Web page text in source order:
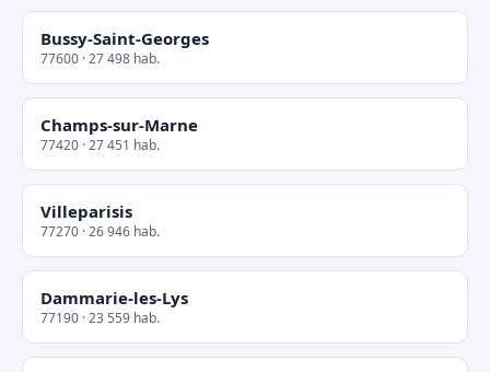
Bussy-Saint-Georges
77600 · 27 498 hab.
Champs-sur-Marne
77420 · 27 451 hab.
Villeparisis
77270 · 26 946 hab.
Dammarie-les-Lys
77190 · 23 559 hab.